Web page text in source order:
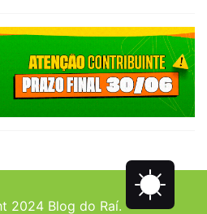
2024 Blog do Raí.